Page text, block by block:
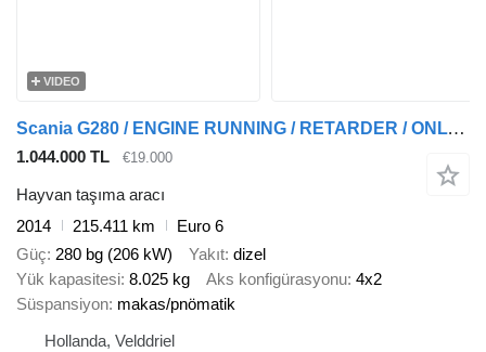
VIDEO
Scania G280 / ENGINE RUNNING / RETARDER / ONLY:215411 KM / LIVESTOCK /
1.044.000 TL €19.000
Hayvan taşıma aracı
2014
215.411 km
Euro 6
Güç 280 bg (206 kW) Yakıt dizel
Yük kapasitesi 8.025 kg Aks konfigürasyonu 4x2
Süspansiyon makas/pnömatik
Hollanda, Velddriel